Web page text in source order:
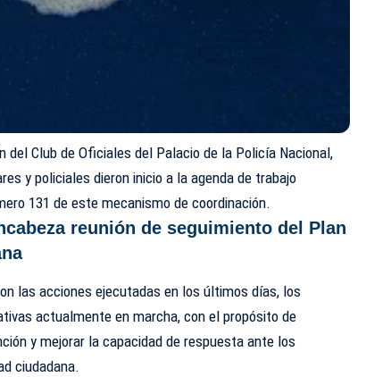
del Club de Oficiales del Palacio de la Policía Nacional,
y policiales dieron inicio a la agenda de trabajo
131 de este mecanismo de coordinación.
reunión de seguimiento del Plan
las acciones ejecutadas en los últimos días, los
actualmente en marcha, con el propósito de
y mejorar la capacidad de respuesta ante los
ciudadana.